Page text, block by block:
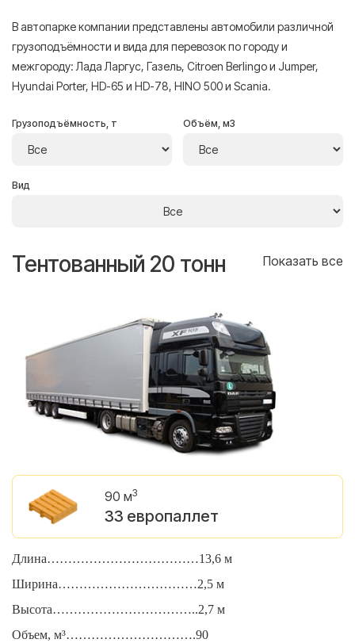
В автопарке компании представлены автомобили различной
грузоподъёмности и вида для перевозок по городу и
межгороду: Лада Ларгус, Газель, Citroen Berlingo и Jumper,
Hyundai Porter, HD-65 и HD-78, HINO 500 и Scania.
Грузоподъёмность, т Объём, м3
Вид
Тентованный 20 тонн Показать все
90 м3
33 европаллет
Длина………………………………13,6 м
Ширина……………………………2,5 м
Высота……………………………..2,7 м
Объем, м³………………………….90